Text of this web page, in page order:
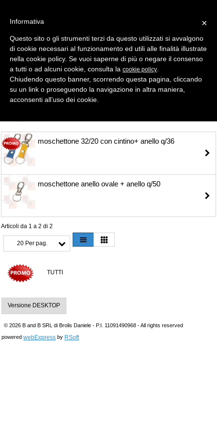
Selezione
MOSCHETTONI > ZAMA
moschettone 32/20 con cintino+ anello q/36
moschettone anello ovale + anello q/50
Articoli da 1 a 2 di 2
20 Per pag.
TUTTI
Versione DESKTOP
© 2026 B and B SRL di Brolis Daniele - P.I. 11091490968 - All rights reserved
powered webExpress by RSoft
×
Informativa
Questo sito o gli strumenti terzi da questo utilizzati si avvalgono
di cookie necessari al funzionamento ed utili alle finalità illustrate
nella cookie policy. Se vuoi saperne di più o negare il consenso
a tutti o ad alcuni cookie, consulta la cookie policy
Chiudendo questo banner, scorrendo questa pagina, cliccando
su un link o proseguendo la navigazione in altra maniera,
acconsenti all’uso dei cookie.